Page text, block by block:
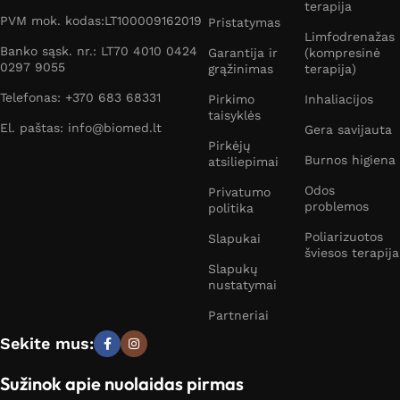
PVM mok. kodas:LT100009162019
Banko sąsk. nr.: LT70 4010 0424
0297 9055
Telefonas: +370 683 68331
El. paštas: info@biomed.lt
Pristatymas
Garantija ir
grąžinimas
Pirkimo
taisyklės
Pirkėjų
atsiliepimai
Privatumo
politika
Slapukai
Slapukų
nustatymai
Partneriai
terapija
Limfodrenažas
(kompresinė
terapija)
Inhaliacijos
Gera savijauta
Burnos higiena
Odos
problemos
Poliarizuotos
šviesos terapija
Sekite mus:
Sužinok apie nuolaidas pirmas